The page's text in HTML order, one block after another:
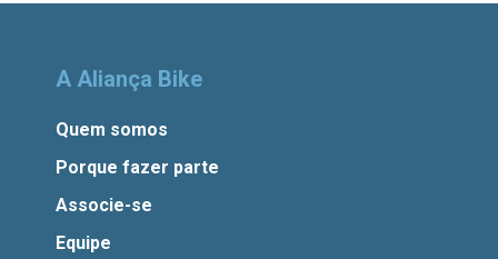
A Aliança Bike
Quem somos
Porque fazer parte
Associe-se
Equipe